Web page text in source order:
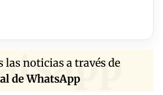
las noticias a través de
de WhatsApp